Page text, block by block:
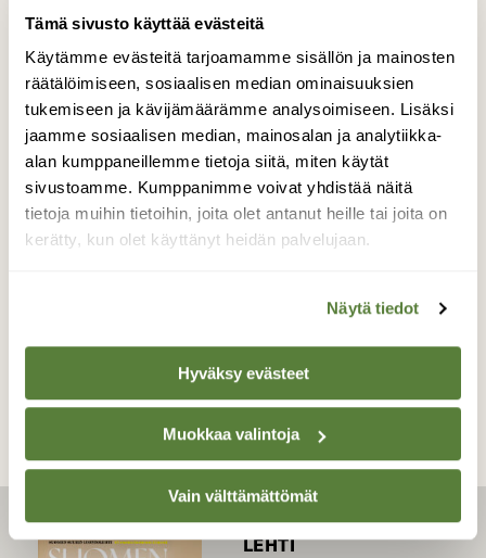
Tämä sivusto käyttää evästeitä
Käytämme evästeitä tarjoamamme sisällön ja mainosten
räätälöimiseen, sosiaalisen median ominaisuuksien
tukemiseen ja kävijämäärämme analysoimiseen. Lisäksi
jaamme sosiaalisen median, mainosalan ja analytiikka-
alan kumppaneillemme tietoja siitä, miten käytät
sivustoamme. Kumppanimme voivat yhdistää näitä
tietoja muihin tietoihin, joita olet antanut heille tai joita on
kerätty, kun olet käyttänyt heidän palvelujaan.
Näytä tiedot
Hyväksy evästeet
Muokkaa valintoja
Vain välttämättömät
Punatulkku
Tällä koiraspunatulkulla oli mustia raitoja
rintahöyhenissä. Mistä tämä voi johtua?
Valokuvaaja: Jaana Saarelainen, Kuhasalo, Joensuu
14.3.2026
LEHTI